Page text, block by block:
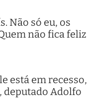
Não só eu, os
não fica feliz
está em recesso,
deputado Adolfo